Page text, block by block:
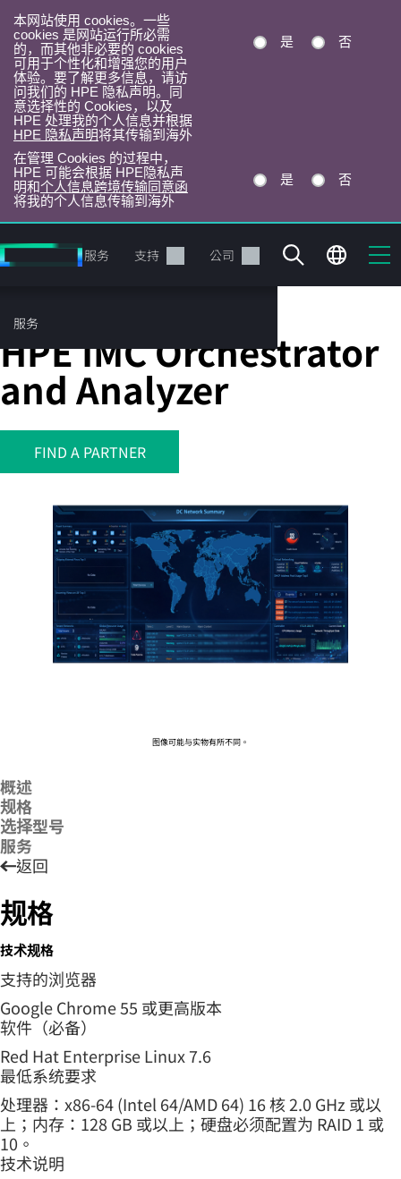
本网站使用 cookies。一些
cookies 是网站运行所必需
的，而其他非必要的 cookies
可用于个性化和增强您的用户
体验。要了解更多信息，请访
问我们的 HPE 隐私声明。同
意选择性的 Cookies，以及
HPE 处理我的个人信息并根据
HPE 隐私声明将其传输到海外
是 否
在管理 Cookies 的过程中，
HPE 可能会根据 HPE隐私声
明和个人信息跨境传输同意函
将我的个人信息传输到海外
是 否
转
到
目
录
服务 支持 公司
服务
您的购物车目前是空的
前往 HPE 商店浏览、配置和订购。
立即购买
智能管理软件
HPE IMC Orchestrator
and Analyzer
FIND A PARTNER
图像可能与实物有所不同。
概述
规格
选择型号
服务
返回
规格
技术规格
支持的浏览器
Google Chrome 55 或更高版本
软件（必备）
Red Hat Enterprise Linux 7.6
最低系统要求
处理器：x86-64 (Intel 64/AMD 64) 16 核 2.0 GHz 或以
上；内存：128 GB 或以上；硬盘必须配置为 RAID 1 或
10。
技术说明